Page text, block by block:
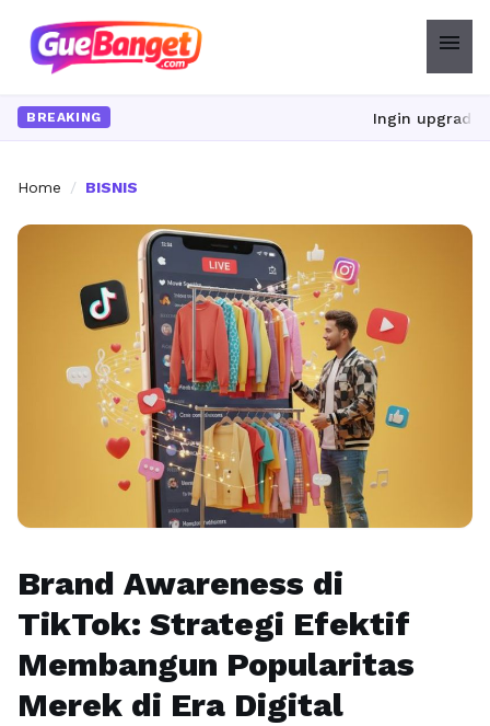
menu
BREAKING Ingin upgrade skill
Home / BISNIS
Brand Awareness di
TikTok: Strategi Efektif
Membangun Popularitas
Merek di Era Digital